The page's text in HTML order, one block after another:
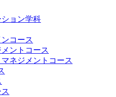
ョン学科
ンコース
メントコース
マネジメントコース